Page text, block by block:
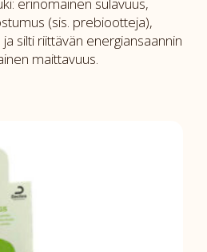
(sis. prebiootteja),
silti riittävän energiansaannin
maittavuus.